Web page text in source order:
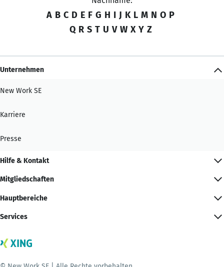
A B C D E F G H I J K L M N O P
Q R S T U V W X Y Z
Unternehmen
New Work SE
Karriere
Presse
Hilfe & Kontakt
Mitgliedschaften
Hauptbereiche
Services